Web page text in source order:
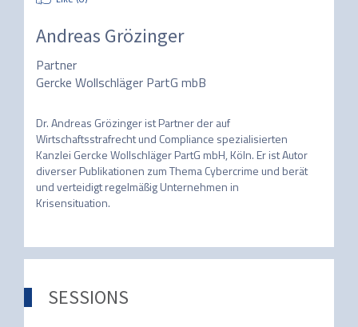
Andreas Grözinger
Partner
Gercke Wollschläger PartG mbB
Dr. Andreas Grözinger ist Partner der auf
Wirtschaftsstrafrecht und Compliance spezialisierten
Kanzlei Gercke Wollschläger PartG mbH, Köln. Er ist Autor
diverser Publikationen zum Thema Cybercrime und berät
und verteidigt regelmäßig Unternehmen in
Krisensituation.
SESSIONS